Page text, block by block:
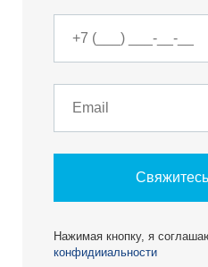
Нажимая кнопку, я
конфидииальности